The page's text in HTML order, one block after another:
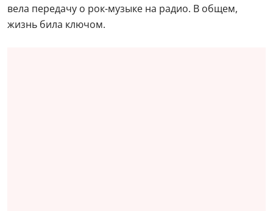
вела передачу о рок-музыке на радио. В общем,
жизнь била ключом.